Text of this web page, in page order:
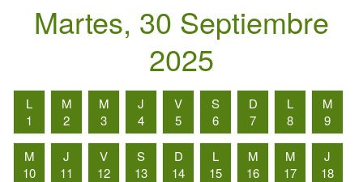
Martes, 30 Septiembre
2025
L
1
M
2
M
3
J
4
V
5
S
6
D
7
L
8
M
9
M
10
J
11
V
12
S
13
D
14
L
15
M
16
M
17
J
18